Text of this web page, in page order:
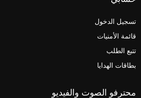
تسجيل الدخول
قائمة الأمنيات
تتبع الطلب
بطاقات الهدايا
محترفو الصوت والفيديو